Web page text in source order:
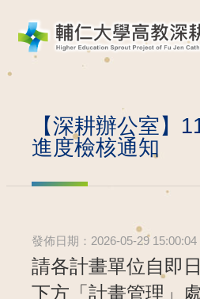
【深耕辦公室】
進度檢核通知
發佈日期：2026-05-29 15:00:04
請各計畫單位自即
下方「計畫管理」